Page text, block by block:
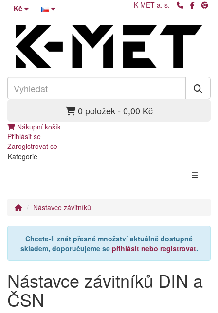
Kč K-MET a. s.
0 položek - 0,00 Kč
Nákupní košík
Přihlásit se
Zaregistrovat se
Kategorie
Nástavce závitníků
Chcete-li znát přesné množství aktuálně dostupné
skladem, doporučujeme se přihlásit nebo registrovat.
Nástavce závitníků DIN a
ČSN